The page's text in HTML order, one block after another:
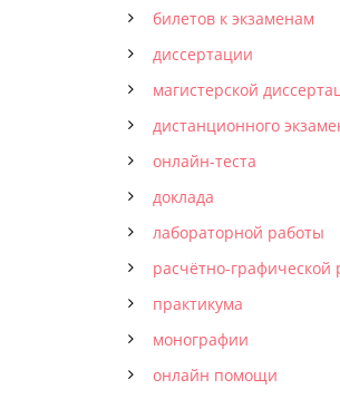
билетов к экзаменам
диссертации
магистерской
дистанционного
онлайн-теста
доклада
лабораторной работы
расчётно-графической
практикума
монографии
онлайн помощи